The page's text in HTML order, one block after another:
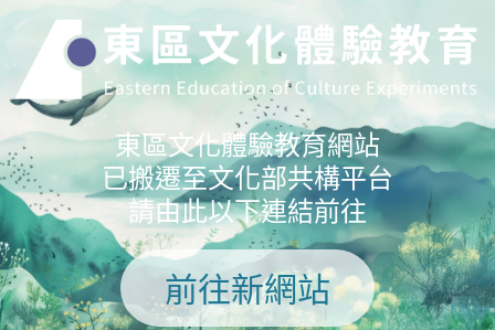
東區文化體驗教育網站
已搬遷至文化部共構平台
請由此以下連結前往
前往新網站